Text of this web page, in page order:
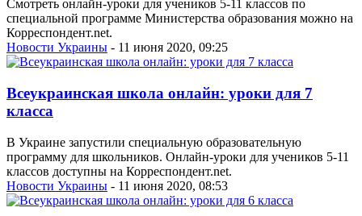
Смотреть онлайн-уроки для учеников 5-11 классов по
специальной программе Министерства образования можно на
Корреспондент.net.
Новости Украины - 11 июня 2020, 09:25
Всеукраинская школа онлайн: уроки для 7
класса
В Украине запустили специальную образовательную
программу для школьников. Онлайн-уроки для учеников 5-11
классов доступны на Корреспондент.net.
Новости Украины - 11 июня 2020, 08:53